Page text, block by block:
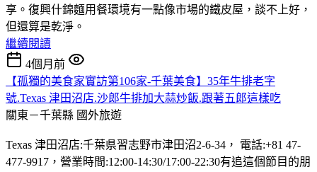
享。復興什錦麵用餐環境有一點像市場的鐵皮屋，談不上好，
但還算是乾淨。
繼續閱讀
4個月前
【孤獨的美食家實訪第106家-千葉美食】35年牛排老字
號.Texas 津田沼店.沙郎牛排加大蒜炒飯.跟著五郎這樣吃
關東－千葉縣 國外旅遊
Texas 津田沼店:千葉県習志野市津田沼2-6-34， 電話:+81 47-
477-9917，營業時間:12:00-14:30/17:00-22:30有追這個節目的朋